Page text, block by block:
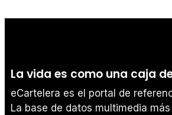
La vida es como una caja
eCartelera es el portal de
La base de datos multimedia